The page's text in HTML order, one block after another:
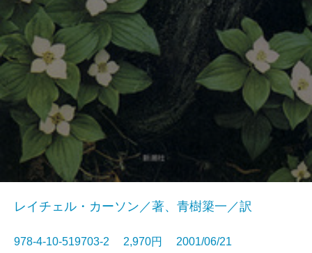
レイチェル・カーソン／著、青樹簗一／訳
978-4-10-519703-2 2,970円 2001/06/21